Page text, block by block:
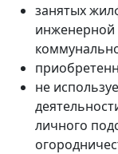
занятых
не
личного